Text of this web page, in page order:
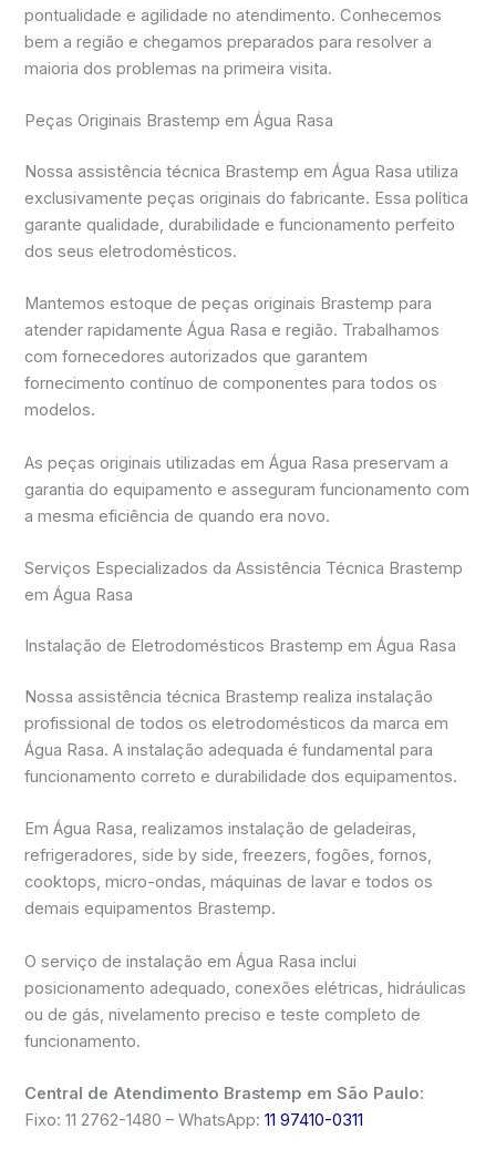
pontualidade e agilidade no atendimento. Conhecemos
bem a região e chegamos preparados para resolver a
maioria dos problemas na primeira visita.
Peças Originais Brastemp em Água Rasa
Nossa assistência técnica Brastemp em Água Rasa utiliza
exclusivamente peças originais do fabricante. Essa política
garante qualidade, durabilidade e funcionamento perfeito
dos seus eletrodomésticos.
Mantemos estoque de peças originais Brastemp para
atender rapidamente Água Rasa e região. Trabalhamos
com fornecedores autorizados que garantem
fornecimento contínuo de componentes para todos os
modelos.
As peças originais utilizadas em Água Rasa preservam a
garantia do equipamento e asseguram funcionamento com
a mesma eficiência de quando era novo.
Serviços Especializados da Assistência Técnica Brastemp
em Água Rasa
Instalação de Eletrodomésticos Brastemp em Água Rasa
Nossa assistência técnica Brastemp realiza instalação
profissional de todos os eletrodomésticos da marca em
Água Rasa. A instalação adequada é fundamental para
funcionamento correto e durabilidade dos equipamentos.
Em Água Rasa, realizamos instalação de geladeiras,
refrigeradores, side by side, freezers, fogões, fornos,
cooktops, micro-ondas, máquinas de lavar e todos os
demais equipamentos Brastemp.
O serviço de instalação em Água Rasa inclui
posicionamento adequado, conexões elétricas, hidráulicas
ou de gás, nivelamento preciso e teste completo de
funcionamento.
Central de Atendimento Brastemp em São Paulo:
Fixo: 11 2762-1480 – WhatsApp:11 97410-0311